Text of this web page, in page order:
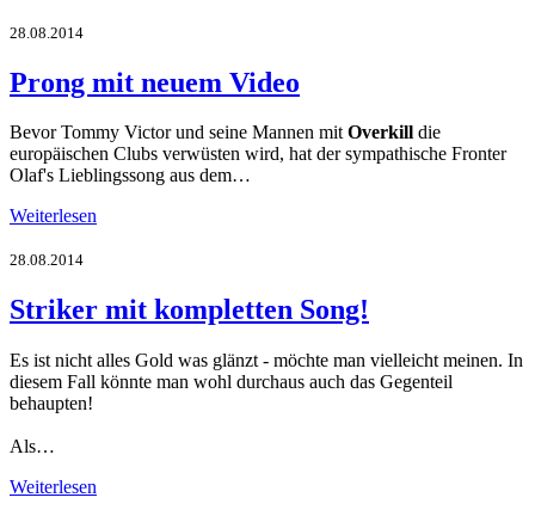
28.08.2014
Prong mit neuem Video
Bevor Tommy Victor und seine Mannen mitOverkill die
europäischen Clubs verwüsten wird, hat der sympathische Fronter
Olaf's Lieblingssong aus dem…
Weiterlesen
28.08.2014
Striker mit kompletten Song!
Es ist nicht alles Gold was glänzt - möchte man vielleicht meinen. In
diesem Fall könnte man wohl durchaus auch das Gegenteil
behaupten!
Als…
Weiterlesen